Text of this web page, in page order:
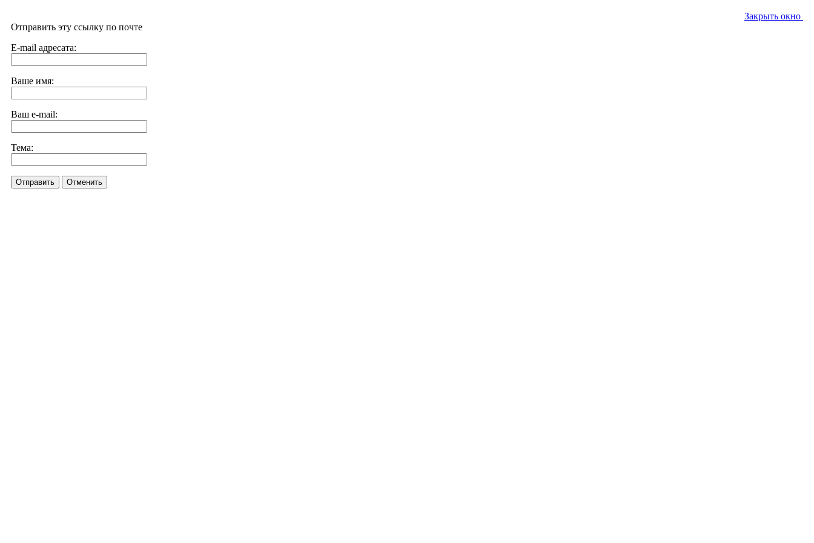
Закрыть окно
Отправить эту ссылку по почте
E-mail адресата:
Ваше имя:
Ваш e-mail:
Тема:
Отправить Отменить